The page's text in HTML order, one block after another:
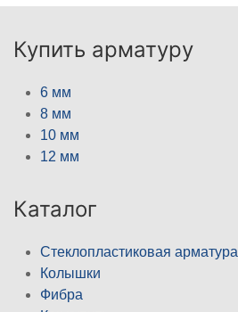
Купить арматуру
6 мм
8 мм
10 мм
12 мм
Каталог
Стеклопластиковая арматура
Колышки
Фибра